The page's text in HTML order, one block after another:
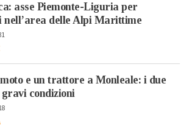
asse Piemonte-Liguria per
nell’area delle Alpi Marittime
e un trattore a Monleale: i due
condizioni